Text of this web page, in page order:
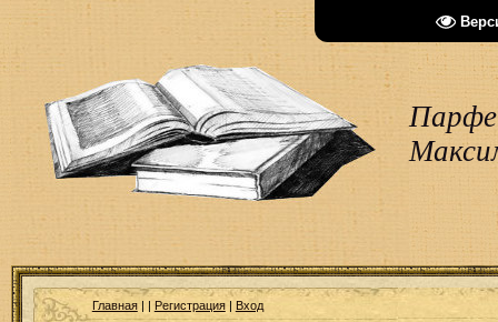
Главная| | Регистрация| Вход